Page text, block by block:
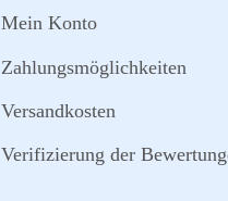
Mein Konto
Zahlungsmöglichkeiten
Versandkosten
Verifizierung der